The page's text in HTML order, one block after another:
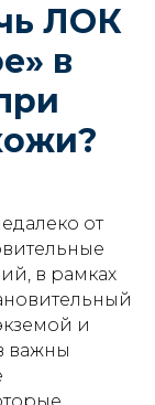
ЛОК
в
от
в рамках
и
важны